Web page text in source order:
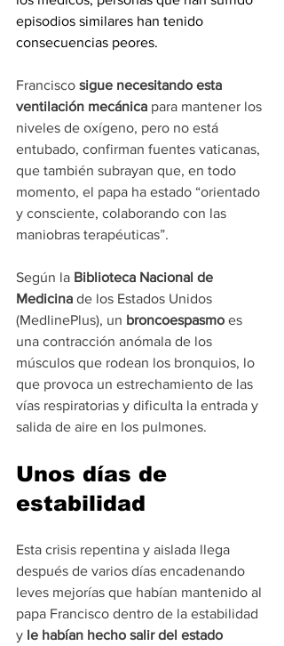
episodios similares han tenido
consecuencias peores.
Francisco sigue necesitando esta
ventilación mecánica para mantener los
niveles de oxígeno, pero no está
entubado, confirman fuentes vaticanas,
que también subrayan que, en todo
momento, el papa ha estado “orientado
y consciente, colaborando con las
maniobras terapéuticas”.
Según la Biblioteca Nacional de
Medicina de los Estados Unidos
(MedlinePlus), un broncoespasmo es
una contracción anómala de los
músculos que rodean los bronquios, lo
que provoca un estrechamiento de las
vías respiratorias y dificulta la entrada y
salida de aire en los pulmones.
Unos días de
estabilidad
Esta crisis repentina y aislada llega
después de varios días encadenando
leves mejorías que habían mantenido al
papa Francisco dentro de la estabilidad
y le habían hecho salir del estado